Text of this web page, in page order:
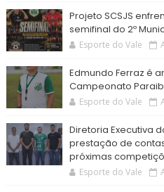
Projeto SCSJS
semifinal do 2º
Esporte do Vale
Edmundo Ferraz é
Campeonato
Esporte do Vale
Diretoria Executiva
prestação de
próximas
Esporte do Vale